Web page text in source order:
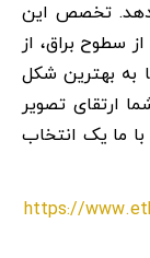
تخصص این
سطوح براق، از
به بهترین شکل
ارتقای تصویر
ما یک انتخاب
https://